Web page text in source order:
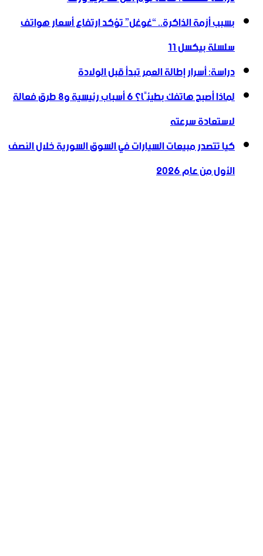
بسبب أزمة الذاكرة.. “غوغل” تؤكد ارتفاع أسعار هواتف
سلسلة بيكسل 11
دراسة: أسرار إطالة العمر تبدأ قبل الولادة
لماذا أصبح هاتفك بطيئًا؟ 6 أسباب رئيسية و8 طرق فعالة
لاستعادة سرعته
كيا تتصدر مبيعات السيارات في السوق السورية خلال النصف
الأول من عام 2026